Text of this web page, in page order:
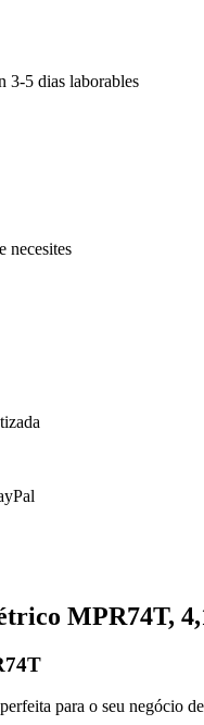
3-5 dias laborables
necesites
MPR74T,
para o seu negócio